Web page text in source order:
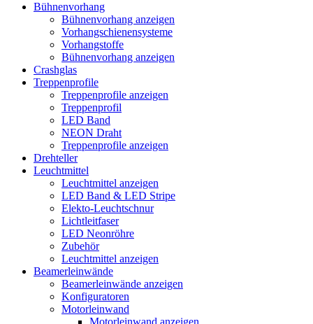
Bühnenvorhang
Bühnenvorhang anzeigen
Vorhangschienensysteme
Vorhangstoffe
Bühnenvorhang anzeigen
Crashglas
Treppenprofile
Treppenprofile anzeigen
Treppenprofil
LED Band
NEON Draht
Treppenprofile anzeigen
Drehteller
Leuchtmittel
Leuchtmittel anzeigen
LED Band & LED Stripe
Elekto-Leuchtschnur
Lichtleitfaser
LED Neonröhre
Zubehör
Leuchtmittel anzeigen
Beamerleinwände
Beamerleinwände anzeigen
Konfiguratoren
Motorleinwand
Motorleinwand anzeigen